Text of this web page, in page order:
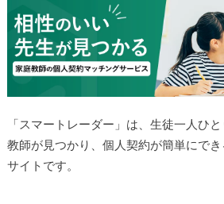
「スマートレーダー」は、生徒一人ひ
教師が見つかり、個人契約が簡単にで
サイトです。